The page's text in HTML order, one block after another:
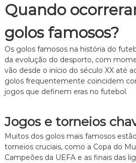
Quando
golos famosos?
Os golos famosos na história do
da evolução do desporto, com
vão desde o início do século XX até
golos frequentemente coincidem
jogos que definem eras no futebol.
Jogos e torneios
Muitos dos golos mais famosos
torneios cruciais, como a Copa do
Campeões da UEFA e as finais das